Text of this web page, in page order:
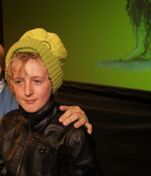
DSC04170